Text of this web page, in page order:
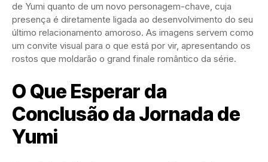
de Yumi quanto de um novo personagem-chave, cuja
presença é diretamente ligada ao desenvolvimento do seu
último relacionamento amoroso. As imagens servem como
um convite visual para o que está por vir, apresentando os
rostos que moldarão o grand finale romântico da série.
O Que Esperar da
Conclusão da Jornada de
Yumi